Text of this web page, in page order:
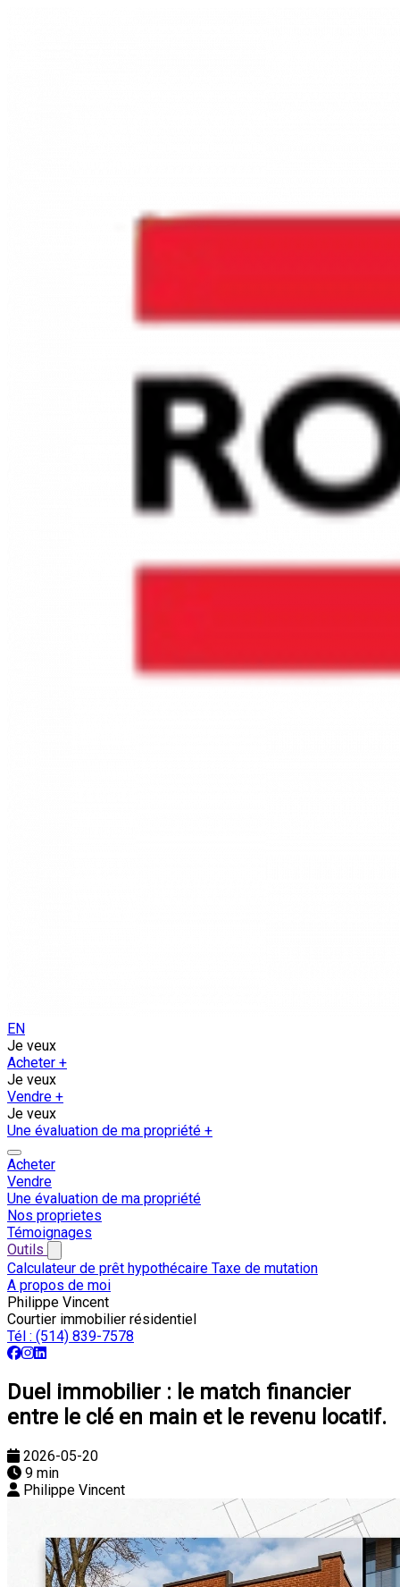
EN
Je veux
Acheter +
Je veux
Vendre +
Je veux
Une évaluation de ma propriété +
Acheter
Vendre
Une évaluation de ma propriété
Nos proprietes
Témoignages
Outils
Calculateur de prêt hypothécaire Taxe de mutation
A propos de moi
Philippe Vincent
Courtier immobilier résidentiel
Tél : (514) 839-7578
Duel immobilier : le match financier
entre le clé en main et le revenu locatif.
2026-05-20
9 min
Philippe Vincent